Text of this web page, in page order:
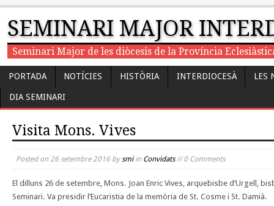
SEMINARI MAJOR
Seminari Major de les diòcesis de la Província
PORTADA NOTÍCIES HISTÒRIA INTERDIOCESÀ LES
DIA SEMINARI
Visita Mons. Vives
Posted on 26 setembre 2016bysmiin Convidats// 0 Comments
El dilluns 26 de setembre, Mons. Joan Enric Vives, arquebisbe d’Urgell,
Seminari. Va presidir l’Eucaristia de la memòria de St. Cosme i St. Damià.